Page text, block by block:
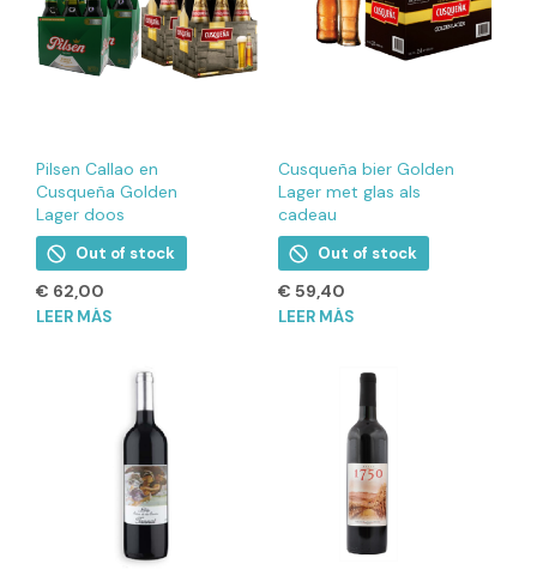
Pilsen Callao en
Cusqueña Golden
Lager doos
Out of stock
€ 62,00
LEER MÁS
Cusqueña bier Golden
Lager met glas als
cadeau
Out of stock
€ 59,40
LEER MÁS